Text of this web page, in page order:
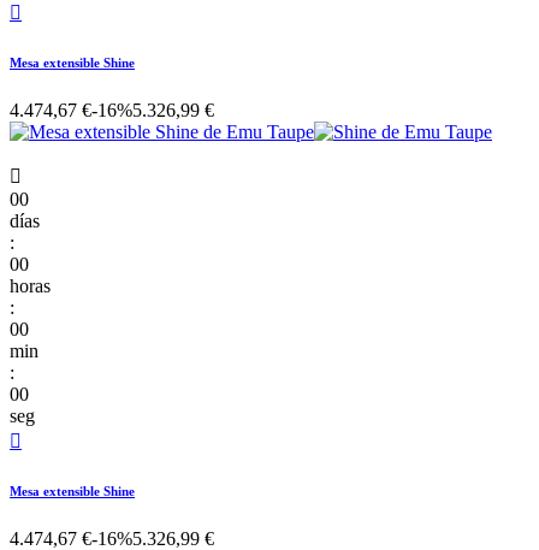

Mesa extensible Shine
4.474,67 €-16%5.326,99 €

00
días
:
00
horas
:
00
min
:
00
seg

Mesa extensible Shine
4.474,67 €-16%5.326,99 €